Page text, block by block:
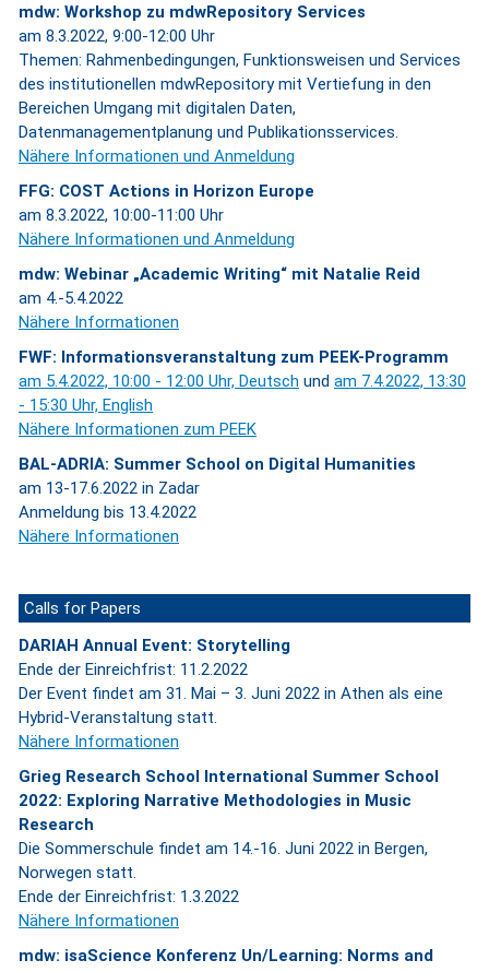
mdw: Workshop zu mdwRepository Services
am 8.3.2022, 9:00-12:00 Uhr
Themen: Rahmenbedingungen, Funktionsweisen und Services
des institutionellen mdwRepository mit Vertiefung in den
Bereichen Umgang mit digitalen Daten,
Datenmanagementplanung und Publikationsservices.
Nähere Informationen und Anmeldung
FFG: COST Actions in Horizon Europe
am 8.3.2022, 10:00-11:00 Uhr
Nähere Informationen und Anmeldung
mdw: Webinar „Academic Writing“ mit Natalie Reid
am 4.-5.4.2022
Nähere Informationen
FWF: Informationsveranstaltung zum PEEK-Programm
am 5.4.2022, 10:00 - 12:00 Uhr, Deutsch und am 7.4.2022, 13:30
- 15:30 Uhr, English
Nähere Informationen zum PEEK
BAL-ADRIA: Summer School on Digital Humanities
am 13-17.6.2022 in Zadar
Anmeldung bis 13.4.2022
Nähere Informationen
Calls for Papers
DARIAH Annual Event: Storytelling
Ende der Einreichfrist: 11.2.2022
Der Event findet am 31. Mai – 3. Juni 2022 in Athen als eine
Hybrid-Veranstaltung statt.
Nähere Informationen
Grieg Research School International Summer School
2022: Exploring Narrative Methodologies in Music
Research
Die Sommerschule findet am 14.-16. Juni 2022 in Bergen,
Norwegen statt.
Ende der Einreichfrist: 1.3.2022
Nähere Informationen
mdw: isaScience Konferenz Un/Learning: Norms and